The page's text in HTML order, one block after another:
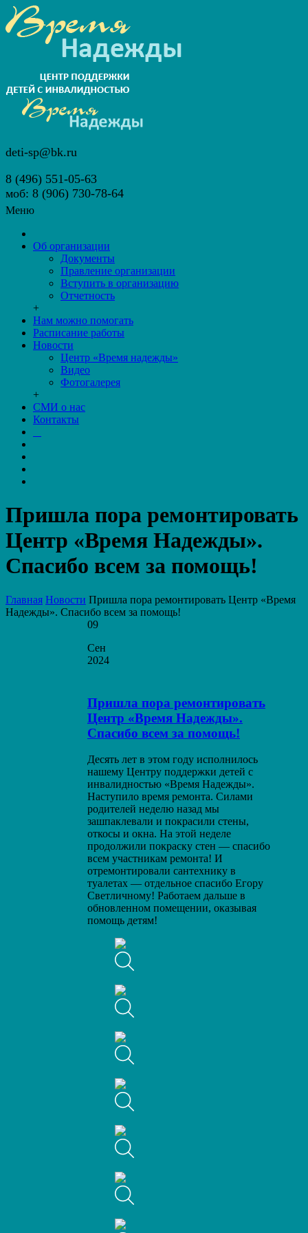
deti-sp@bk.ru
8 (496) 551-05-63
моб: 8 (906) 730-78-64
Меню
Об организации
Документы
Правление организации
Вступить в организацию
Отчетность
+
Нам можно помогать
Расписание работы
Новости
Центр «Время надежды»
Видео
Фотогалерея
+
СМИ о нас
Контакты
Пришла пора ремонтировать
Центр «Время Надежды».
Спасибо всем за помощь!
Главная Новости Пришла пора ремонтировать Центр «Время
Надежды». Спасибо всем за помощь!
09
Сен
2024
Пришла пора ремонтировать
Центр «Время Надежды».
Спасибо всем за помощь!
Десять лет в этом году исполнилось
нашему Центру поддержки детей с
инвалидностью «Время Надежды».
Наступило время ремонта. Силами
родителей неделю назад мы
зашпаклевали и покрасили стены,
откосы и окна. На этой неделе
продолжили покраску стен — спасибо
всем участникам ремонта! И
отремонтировали сантехнику в
туалетах — отдельное спасибо Егору
Светличному! Работаем дальше в
обновленном помещении, оказывая
помощь детям!